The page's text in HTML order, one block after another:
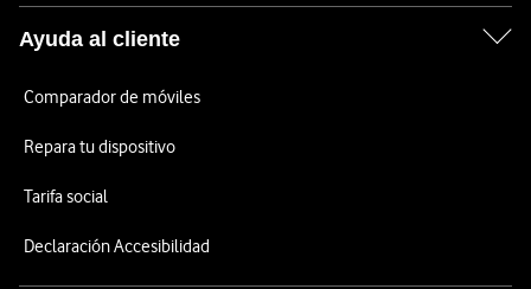
Ayuda al cliente
Comparador de móviles
Repara tu dispositivo
Tarifa social
Declaración Accesibilidad